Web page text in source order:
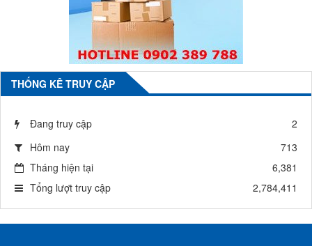
THỐNG KÊ TRUY CẬP
Đang truy cập
2
Hôm nay
713
Tháng hiện tại
6,381
Tổng lượt truy cập
2,784,411